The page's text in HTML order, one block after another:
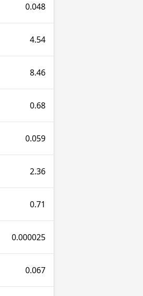
0.048
4.54
8.46
0.68
0.059
2.36
0.71
0.000025
0.067